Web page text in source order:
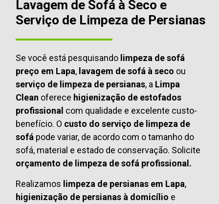
Lavagem de Sofá à Seco e
Serviço de Limpeza de Persianas
Se você está pesquisando limpeza de sofá
preço em Lapa, lavagem de sofá à seco ou
serviço de limpeza de persianas, a Limpa
Clean oferece higienização de estofados
profissional com qualidade e excelente custo-
benefício. O custo do serviço de limpeza de
sofá pode variar, de acordo com o tamanho do
sofá, material e estado de conservação. Solicite
orçamento de limpeza de sofá profissional.
Realizamos limpeza de persianas em Lapa,
higienização de persianas à domicílio e